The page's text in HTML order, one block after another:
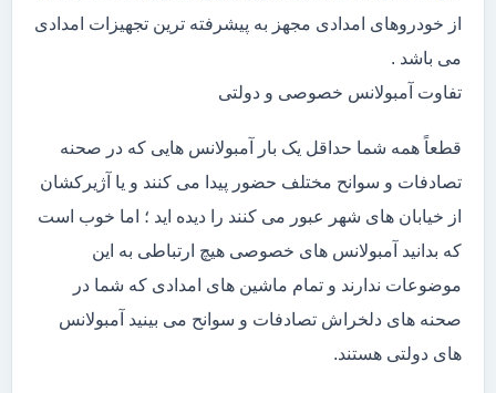
از خودروهای امدادی مجهز به پیشرفته ترین تجهیزات امدادی
می باشد .
تفاوت آمبولانس خصوصی و دولتی
قطعاً همه شما حداقل یک بار آمبولانس هایی که در صحنه
تصادفات و سوانح مختلف حضور پیدا می کنند و یا آژیرکشان
از خیابان های شهر عبور می کنند را دیده اید ؛ اما خوب است
که بدانید آمبولانس های خصوصی هیچ ارتباطی به این
موضوعات ندارند و تمام ماشین های امدادی که شما در
صحنه های دلخراش تصادفات و سوانح می بینید آمبولانس
های دولتی هستند.